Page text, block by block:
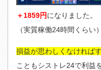
＋1859円になりました。
（実質稼働24時間くらい）
損益が思わしくなければ
こともシストレ24で利益